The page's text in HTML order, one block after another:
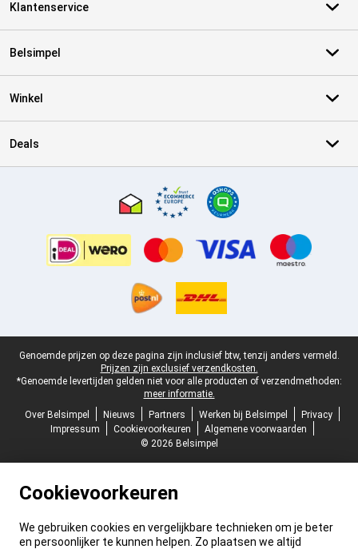
Klantenservice
Belsimpel
Winkel
Deals
Juridische voettekst
Genoemde prijzen op deze pagina zijn inclusief btw, tenzij anders vermeld.
Prijzen zijn exclusief verzendkosten.
*Genoemde levertijden gelden niet voor alle producten of verzendmethoden:
meer informatie.
Over Belsimpel
Nieuws Partners Werken bij Belsimpel
Privacy
Impressum
Cookievoorkeuren
Algemene voorwaarden
© 2026 Belsimpel
Cookievoorkeuren
We gebruiken cookies en vergelijkbare technieken om je beter
en persoonlijker te kunnen helpen. Zo plaatsen we altijd